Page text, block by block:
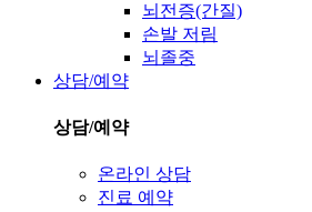
뇌전증(간질)
손발 저림
뇌졸중
상담/예약
상담/예약
온라인 상담
진료 예약